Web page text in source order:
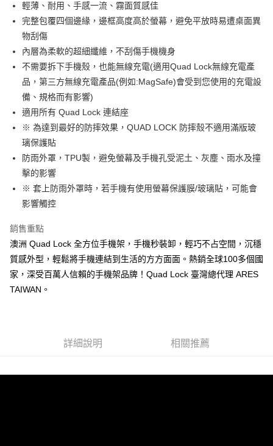
悠遊付
Google Pay
全盈+PAY
大哥付你分期
相關說明
【大哥付你分期使用說明】
1.本服務由台灣大哥大提供，台灣大哥大用戶可立即使用無須另外申請。
流程，驗證手機門號後，選擇欲分期的期數、繳款截止日，確認付款後即完
成交易。
3.實際核准額度、可分期數及費用金額請依後續交易確認頁面所載為準。
4.訂單成立30分鐘內，如未前往確認交易或遇審核未通過，訂單將自動取
消。如遇「轉專審核」未通過狀況，表示未達大哥付你分期系統評分，恕無
法說明評估內容。
1.分期款項不併入電信帳單，「大哥付你分期」於每月結算日後寄送繳費提
醒簡訊。
2.透過簡訊連結打開帳單後，可選擇「超商條碼／台灣大直營門市／銀行轉
帳／街口支付／iPASS MONEY」等通路繳費。
【注意事項】
1.本服務係由「台灣大哥大股份有限公司」（以下簡稱本公司）所提供，讓
由本公司與您本人進行分期帳單所需資料之確認、核對及更正。
AFTEE先享後付
相關說明
AFTEE先享後付是「在收到商品之後才付款」的支付方式。 讓您購物簡單
便利好安心！
１．簡單：不需註冊會員、不需綁卡、不需儲值。
２．便利：只要手機號碼，簡訊認證，即可結帳。
３．安心：先確認商品／服務後，再付款。
【「AFTEE先享後付」結帳流程】
１．於結帳方式選擇「AFTEE先享後付」後，將跳轉至「AFTEE先享後付」
結帳頁面，進行簡訊認證並確認金額後，即可完成結帳。
２．訂單成立數日內，您將收到繳費通知簡訊。
３．收到繳費通知簡訊後14天內，點擊此簡訊中的連結，可透過四大超商／
※ 請注意：結帳手續完成當下不需立刻繳費，但若您需要取消訂單，請聯絡
是否繳費成功／繳費後需取消欲退款等相關疑問，請聯繫「AFTEE先享後付
客戶支援中心」https://netprotections.freshdesk.com/support/home
ATM付款
運送方式
全家取貨付款
每筆NT$60，滿NT$998(含以上)免運費
全家純取貨
每筆NT$60，滿NT$998(含以上)免運費
7-11取貨付款
每筆NT$60，滿NT$998(含以上)免運費
輕薄、耐用、手感一流、霧面質感佳
完整包覆四個邊緣，邊框高度高於螢幕，避免平放時易遭桌面異
物刮傷
內層為柔軟的超細纖維，不刮傷手機機身
不需要拆下手機殼，也能無線充電(適用Quad Lock無線充電產
品，第三方無線充電產品(例如:MagSafe)會受到您使用的充電設
備、規格而有影響)
適用所有 Quad Lock 連結座
※ 為達到最好的防摔效果，QUAD LOCK 防摔殼不適用滿版玻
璃保護貼
防雨外罩，TPU製，避免螢幕及手機孔受泥土、灰塵、雨水及撞
擊的影響
※ 套上防雨外罩時，若手機有使用螢幕保護膜/玻璃貼，可能會
影響觸控
銷售重點
澳洲 Quad Lock 全方位手機架，手機秒裝卸，輕巧不占空間，沉穩
質感外型，輕鬆將手機連結到生活的方方面面。熱銷全球100多個國
家，深受百萬人信賴的手機架品牌！Quad Lock 臺灣總代理 ARES
TAIWAN。
詳細說明 相關推薦